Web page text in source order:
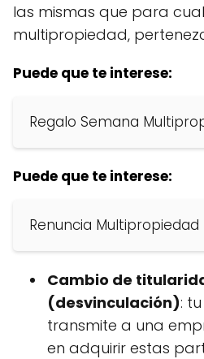
las mismas que para
multipropiedad,
Puede que te interese:
Regalo Semana
Puede que te interese:
Renuncia Multipropiedad
Cambio de
(desvinculación):
transmite a una
en adquirir estas